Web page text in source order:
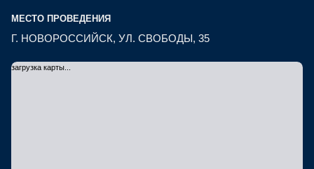
МЕСТО ПРОВЕДЕНИЯ
Г. НОВОРОССИЙСК, УЛ. СВОБОДЫ, 35
загрузка карты...